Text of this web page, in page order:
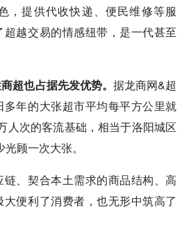
，提供代收快递、便民维修等服
越交易的情感纽带，是一代甚至
超也占据先发优势。 据龙商网&超
年的大张超市平均每平方公里就
人次的客流基础，相当于洛阳城区
顾一次大张。
、契合本土需求的商品结构、高
便利了消费者，也无形中筑高了